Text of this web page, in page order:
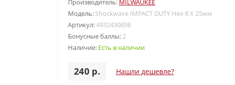
Производитель: MILWAUKEE
Модель: Shockwave IMPACT DUTY Hex 8 X 25мм
Артикул:4932430898
Бонусные баллы:2
Наличие: Есть в наличии
240 р. Нашли дешевле?